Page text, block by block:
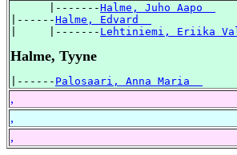
      |-------
Halme, Juho Aapo
|------Halme, Edvard
|     |------- Lehtiniemi, Eriika
Halme, Tyyne
|------ Palosaari, Anna Maria
,
,
,